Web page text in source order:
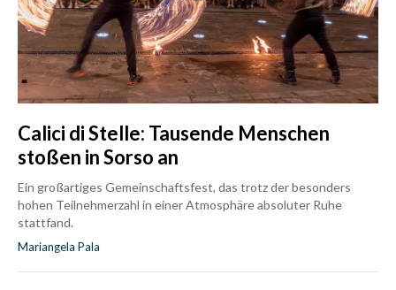
Calici di Stelle: Tausende Menschen
stoßen in Sorso an
Ein großartiges Gemeinschaftsfest, das trotz der besonders
hohen Teilnehmerzahl in einer Atmosphäre absoluter Ruhe
stattfand.
Mariangela Pala